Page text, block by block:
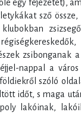
egy fejezetet),
sző
zsibonganak
nappal a
szóló
időt, s maga
lakóinak,